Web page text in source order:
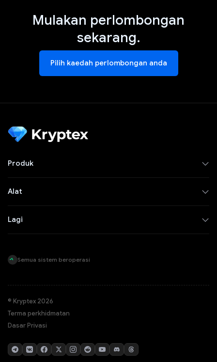
Mulakan perlombongan
sekarang.
Pilih kaedah perlombongan anda
Produk
Alat
Lagi
Semua sistem beroperasi
© Kryptex 2026
Terma perkhidmatan
Dasar Privasi